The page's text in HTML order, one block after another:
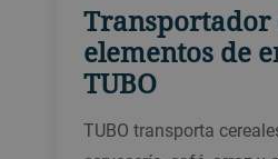
Transportador
elementos de
TUBO
TUBO transporta